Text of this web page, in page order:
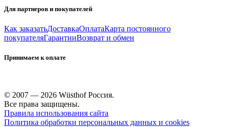
Для партнеров и покупателей
Как заказатьДоставкаОплатаКарта постоянного
покупателяГарантииВозврат и обмен
Принимаем к оплате
© 2007 — 2026 Wüsthof Россия.
Все права защищены.
Правила использования сайта
Политика обработки персональных данных и cookies